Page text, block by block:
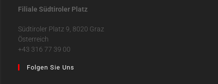
Filiale Südtiroler Platz
Südtiroler Platz 9, 8020 Graz
Österreich
+43 316 77 39 00
Folgen Sie Uns